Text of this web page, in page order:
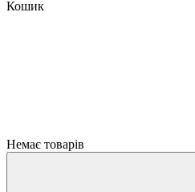
Кошик
Немає товарів